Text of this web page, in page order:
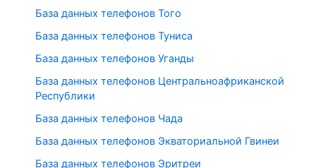
База данных телефонов Того
База данных телефонов Туниса
База данных телефонов Уганды
База данных телефонов Центральноафриканской
Республики
База данных телефонов Чада
База данных телефонов Экваториальной Гвинеи
База данных телефонов Эритреи